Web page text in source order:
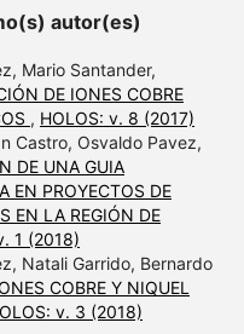
autor(es)
Mario Santander,
DE IONES COBRE
, HOLOS: v. 8 (2017)
Castro, Osvaldo Pavez,
DE UNA GUIA
EN PROYECTOS DE
EN LA REGIÓN DE
1 (2018)
Natali Garrido, Bernardo
COBRE Y NIQUEL
v. 3 (2018)